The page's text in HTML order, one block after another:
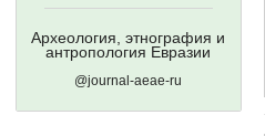
Археология, этнография и
антропология Евразии
@journal-aeae-ru